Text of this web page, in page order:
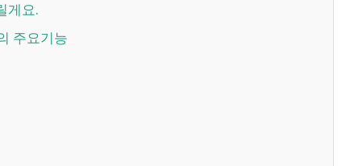
게요.
주요기능